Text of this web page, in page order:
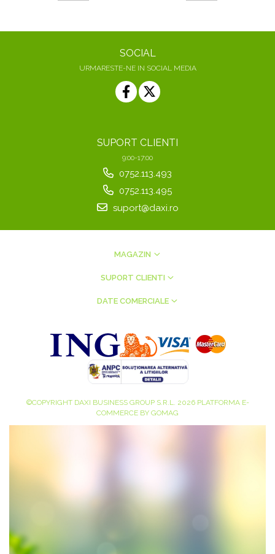
SOCIAL
URMARESTE-NE IN SOCIAL MEDIA
SUPORT CLIENTI
9:00-17:00
0752.113.493
0752.113.495
suport@daxi.ro
MAGAZIN
SUPORT CLIENTI
DATE COMERCIALE
©COPYRIGHT DAXI BUSINESS GROUP S.R.L. 2026 PLATFORMA E-
COMMERCE BY GOMAG